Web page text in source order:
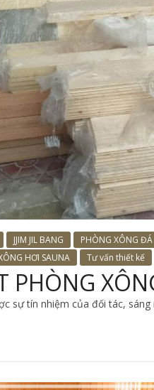
JJIM JIL BANG PHÒNG XÔNG ĐÁ
HƠI SAUNA Tư vấn thiết kế
PHÒNG
sự tín nhiệm của đối tác,